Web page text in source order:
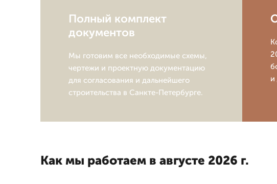
Полный комплект
документов
Мы готовим все необходимые схемы,
чертежи и проектную документацию
для согласования и дальнейшего
строительства в Санкте-Петербурге.
и
Как мы работаем в августе 2026 г.